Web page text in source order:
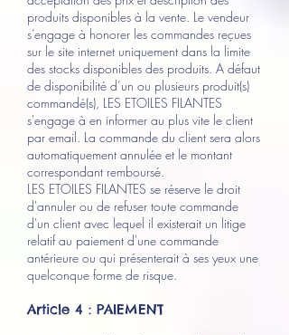
produits disponibles à la vente. Le vendeur
s’engage à honorer les commandes reçues
sur le site internet uniquement dans la limite
des stocks disponibles des produits. A défaut
de disponibilité d’un ou plusieurs produit(s)
commandé(s), LES ETOILES FILANTES
s'engage à en informer au plus vite le client
par email. La commande du client sera alors
automatiquement annulée et le montant
correspondant remboursé.
LES ETOILES FILANTES se réserve le droit
d'annuler ou de refuser toute commande
d'un client avec lequel il existerait un litige
relatif au paiement d'une commande
antérieure ou qui présenterait à ses yeux une
quelconque forme de risque.
Article 4 : PAIEMENT